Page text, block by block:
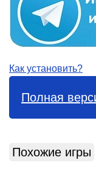
Как установить?
Полная
Похожие игры